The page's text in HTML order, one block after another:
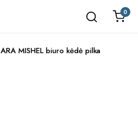
0
ARA MISHEL biuro kėdė pilka